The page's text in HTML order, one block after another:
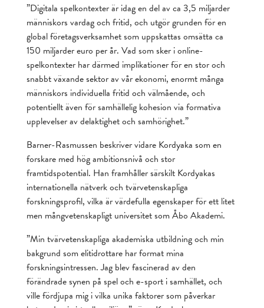
”Digitala spelkontexter är idag en del av ca 3,5 miljarder
människors vardag och fritid, och utgör grunden för en
global företagsverksamhet som uppskattas omsätta ca
150 miljarder euro per år. Vad som sker i online-
spelkontexter har därmed implikationer för en stor och
snabbt växande sektor av vår ekonomi, enormt många
människors individuella fritid och välmående, och
potentiellt även för samhällelig kohesion via formativa
upplevelser av delaktighet och samhörighet.”
Barner-Rasmussen beskriver vidare Kordyaka som en
forskare med hög ambitionsnivå och stor
framtidspotential. Han framhåller särskilt Kordyakas
internationella nätverk och tvärvetenskapliga
forskningsprofil, vilka är värdefulla egenskaper för ett litet
men mångvetenskapligt universitet som Åbo Akademi.
”Min tvärvetenskapliga akademiska utbildning och min
bakgrund som elitidrottare har format mina
forskningsintressen. Jag blev fascinerad av den
förändrade synen på spel och e-sport i samhället, och
ville fördjupa mig i vilka unika faktorer som påverkar